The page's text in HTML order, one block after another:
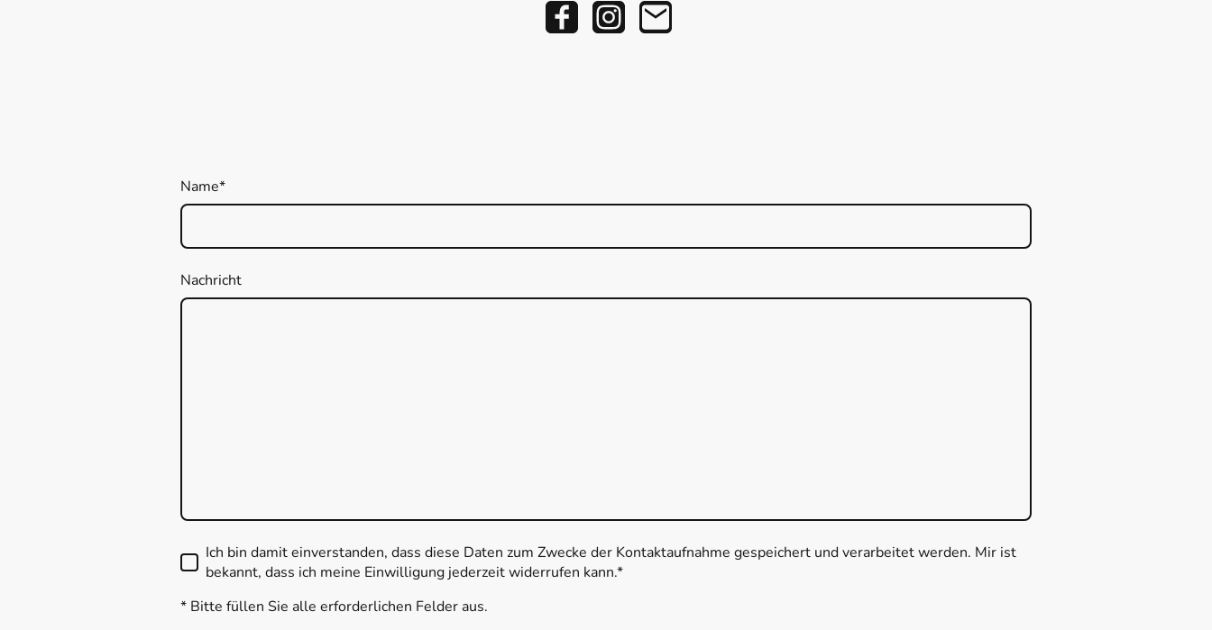
Name*
Nachricht
Ich bin damit einverstanden, dass diese Daten zum Zwecke der Kontaktaufnahme gespeichert und verarbeitet werden. Mir ist
bekannt, dass ich meine Einwilligung jederzeit widerrufen kann.*
* Bitte füllen Sie alle erforderlichen Felder aus.